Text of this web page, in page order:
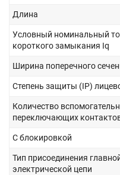
Длина
Условный номинальный
короткого замыкания Iq
Ширина поперечного
Степень защиты (IP)
Количество
переключающих
С блокировкой
Тип присоединения
электрической цепи